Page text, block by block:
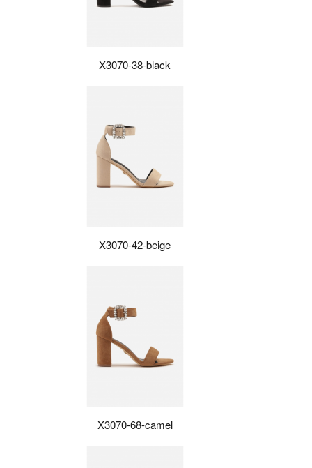
X3070-38-black
X3070-42-beige
X3070-68-camel